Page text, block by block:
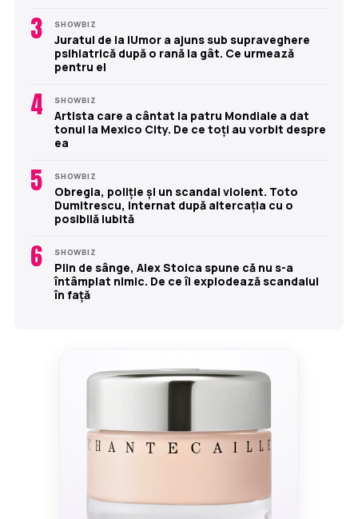
3 SHOWBIZ
Juratul de la iUmor a ajuns sub supraveghere
psihiatrică după o rană la gât. Ce urmează
pentru el
4 SHOWBIZ
Artista care a cântat la patru Mondiale a dat
tonul la Mexico City. De ce toți au vorbit despre
ea
5 SHOWBIZ
Obregia, poliție și un scandal violent. Toto
Dumitrescu, internat după altercația cu o
posibilă iubită
6 SHOWBIZ
Plin de sânge, Alex Stoica spune că nu s-a
întâmplat nimic. De ce îi explodează scandalul
în față